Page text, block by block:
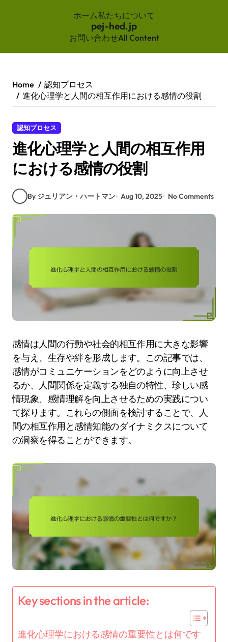
ホーム私たちについて
pej-hed.jp
お問い合わせAll Content
content
Home
認知プロセス
進化心理学と人間の相互作用における感情の役割
認知プロセス
進化心理学と人間の相互作用
における感情の役割
By ジュリアン・ハートマン Aug 10, 2025 No Comments
感情は人間の行動や社会的相互作用に大きな影響
を与え、生存や絆を形成します。この記事では、
感情がコミュニケーションをどのように向上させ
るか、人間関係を定義する独自の特性、珍しい感
情現象、感情理解を向上させるための実践につい
て探ります。これらの側面を検討することで、人
間の相互作用と感情知能のダイナミクスについて
の洞察を得ることができます。
Key sections in the article:
進化心理学における感情の重要性とは何です